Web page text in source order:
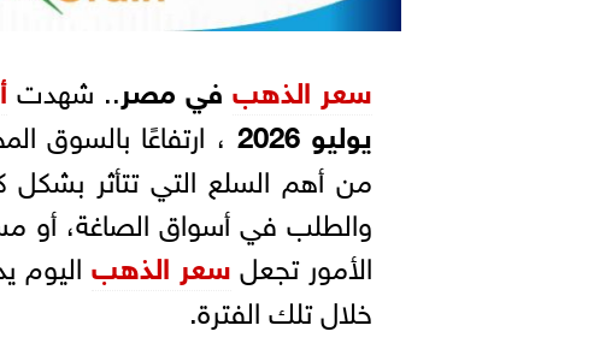
سعر الذهب في مصر.. شهدت
يوليو 2026
، ارتفاعًا بالسوق
من أهم السلع التي تتأثر بشكل
والطلب في أسواق الصاغة، أو
الأمور تجعلسعر الذهب اليوم
خلال تلك الفترة.